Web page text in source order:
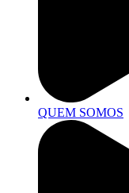
QUEM SOMOS